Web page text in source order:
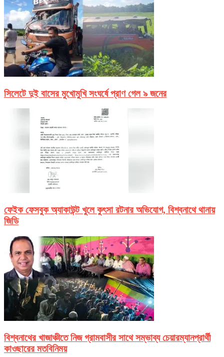
সিলেটে দুই বাসের মুখোমুখি সংঘর্ষে প্রাণ গেল ৯ জনের
ফেইক ফেসবুক অ্যাকাউন্ট খুলে কুৎসা রটনার অভিযোগ, বিশ্বনাথে থানায়
জিডি
বিশ্বনাথের খাজাঞ্চীতে নিজ গ্রামবাসীর সাথে সম্ভাব্য চেয়ারম্যানপ্রার্থী
কাওছারের মতবিনিময়